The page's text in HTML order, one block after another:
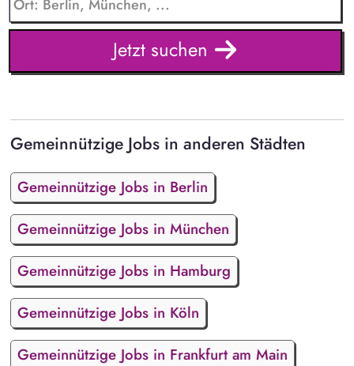
Jetzt suchen
Gemeinnützige Jobs in anderen Städten
Gemeinnützige Jobs in Berlin
Gemeinnützige Jobs in München
Gemeinnützige Jobs in Hamburg
Gemeinnützige Jobs in Köln
Gemeinnützige Jobs in Frankfurt am Main